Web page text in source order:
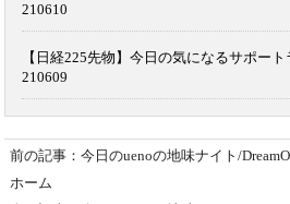
210610
【日経225先物】今日の気になるサポー
210609
前の記事：今日のuenoの地味ナイト/
ホーム